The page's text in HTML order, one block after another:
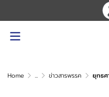
Home ... ข่าวสารพรรค ยุทธศาส